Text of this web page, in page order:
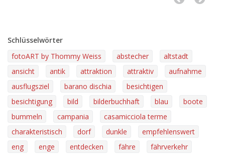
Schlüsselwörter
fotoART by Thommy Weiss
abstecher
altstadt
ansicht
antik attraktion attraktiv
aufnahme
ausflugsziel
barano dischia
besichtigen
besichtigung
bild bilderbuchhaft blau
boote
bummeln
campania
casamicciola terme
charakteristisch
dorf dunkle
empfehlenswert
eng
enge entdecken fähre
fährverkehr